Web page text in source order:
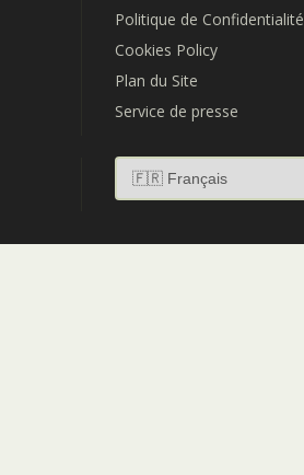
Politique de Confidentialité
Cookies Policy
Plan du Site
Service de presse